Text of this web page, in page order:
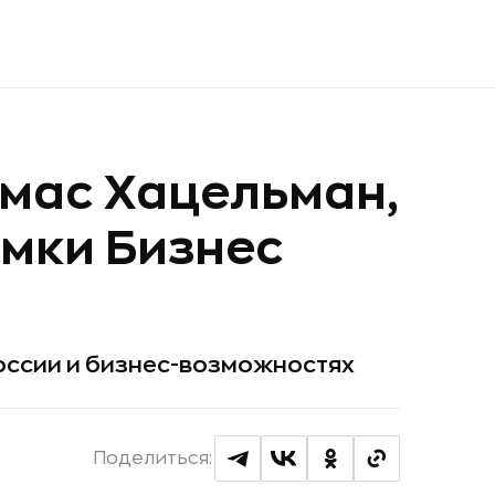
Хацельман,
Бизнес
и бизнес-возможностях
Поделиться: